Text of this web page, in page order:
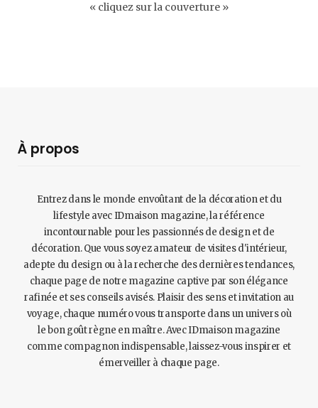
« cliquez sur la couverture »
À propos
Entrez dans le monde envoûtant de la décoration et du
lifestyle avec IDmaison magazine, la référence
incontournable pour les passionnés de design et de
décoration. Que vous soyez amateur de visites d'intérieur,
adepte du design ou à la recherche des dernières tendances,
chaque page de notre magazine captive par son élégance
rafinée et ses conseils avisés. Plaisir des sens et invitation au
voyage, chaque numéro vous transporte dans un univers où
le bon goût règne en maître. Avec IDmaison magazine
comme compagnon indispensable, laissez-vous inspirer et
émerveiller à chaque page.